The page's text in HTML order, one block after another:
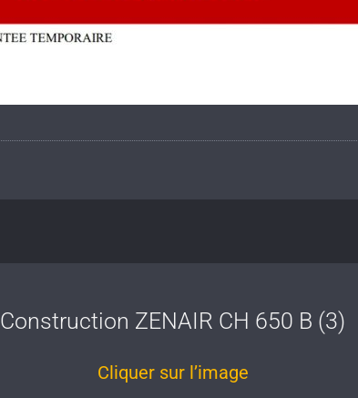
Construction ZENAIR CH 650 B (3)
Cliquer sur l’image